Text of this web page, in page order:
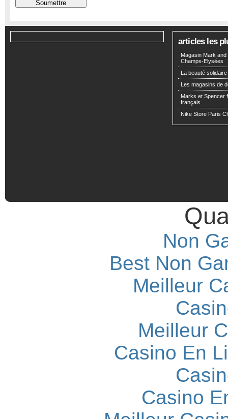
articles les
Magasin Mark
Champs-Elysées
La beauté solidaire
Les magasins de
Marks et Spencer
français
Nike Store Paris
Non
Best Non
Meilleur
Meilleur
Casino En
Casino